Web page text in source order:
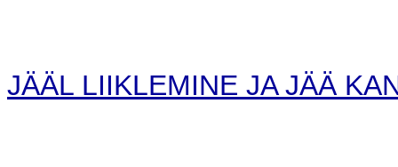
JÄÄL LIIKLEMINE JA JÄÄ